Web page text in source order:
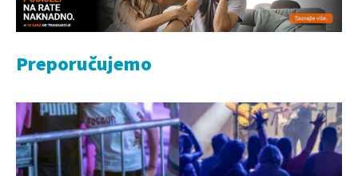
Preporučujemo